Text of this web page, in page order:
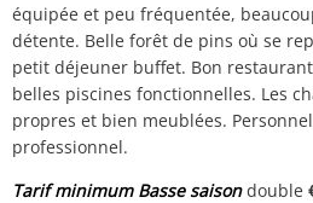
équipée et peu fréquentée,
détente. Belle forêt de pins où se
petit déjeuner buffet. Bon
belles piscines fonctionnelles. Les
propres et bien meublées.
professionnel.
Tarif minimum Basse saisondouble